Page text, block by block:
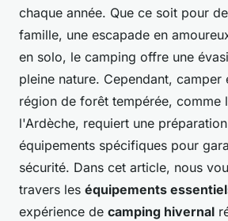
chaque année. Que ce soit pour
famille, une escapade en
en solo, le camping offre une
pleine nature. Cependant, camper
région de forêt tempérée, comme
l'Ardèche, requiert une
équipements spécifiques pour
sécurité. Dans cet article, nous
travers les équipements
expérience de camping hivernal